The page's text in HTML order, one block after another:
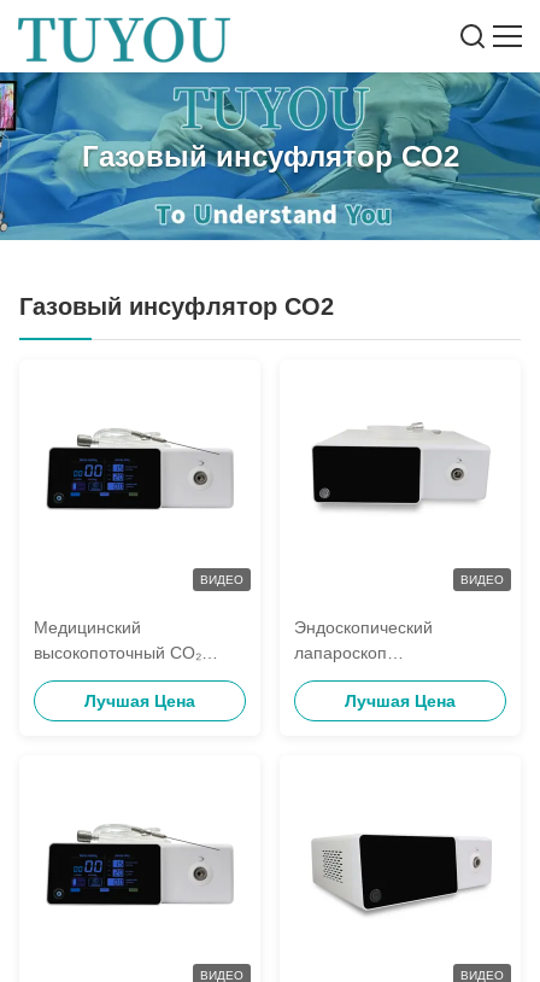
Газовый инсуфлятор СО2
Газовый инсуфлятор СО2
ВИДЕО
Медицинский
высокопоточный CO₂
инсуффлятор для
лапароскопических
Лучшая Цена
ВИДЕО
Эндоскопический
лапароскоп
Хирургический
портативный аппарат для
Инструменты
Лучшая Цена
ВИДЕО ВИДЕО